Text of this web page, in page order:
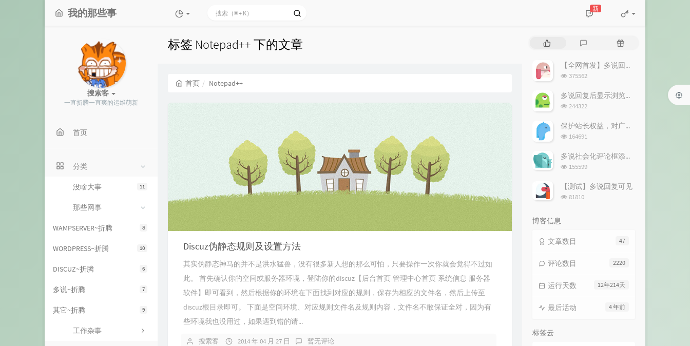
我的那些事 新
搜索客
一直折腾一直爽的运维萌新
首页
分类
11
没啥大事
那些网事
8
WAMPSERVER~折腾
10
WORDPRESS~折腾
6
DISCUZ~折腾
7
多说~折腾
9
其它~折腾
工作杂事
标签 Notepad++ 下的文章
首页 Notepad++
Discuz伪静态规则及设置方法
其实伪静态神马的并不是洪水猛兽，没有很多新人想的那么可怕，只要操作一次你就会觉得不过如
此。 首先确认你的空间或服务器环境，登陆你的discuz【后台首页-管理中心首页-系统信息-服务器
软件】即可看到，然后根据你的环境在下面找到对应的规则，保存为相应的文件名，然后上传至
discuz根目录即可。 下面是空间环境、对应规则文件名及规则内容，文件名不敢保证全对，因为有
些环境我也没用过，如果遇到错的请...
搜索客 2014 年 04 月 27 日 暂无评论
评
随
文【全网首发】多说回复可见教程
浏
次
数:
375562
多说回复后显示浏览器及操作系统信息（Useragent）
浏
次
数:
244322
保护站长权益，对广告屏蔽说不！
浏
次
数:
164691
多说社会化评论框添加 站长回复 标记
浏
次
数:
155599
【测试】多说回复可见
浏
81810
博客信息
47
文章数目
2220
评论数目
12年214天
运行天数
4 年前
最后活动
标签云